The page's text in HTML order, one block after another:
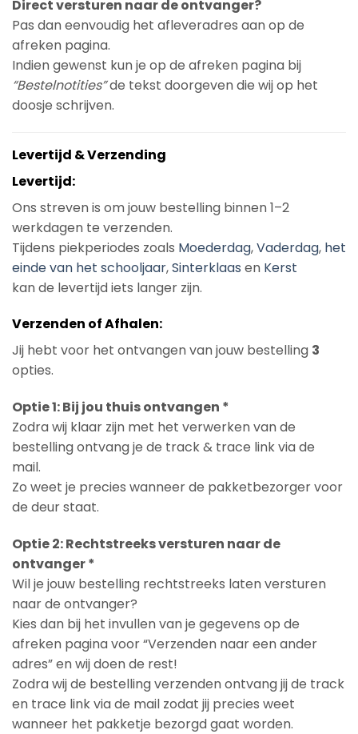
Direct versturen naar de ontvanger?
Pas dan eenvoudig het afleveradres aan op de
afreken pagina.
Indien gewenst kun je op de afreken pagina bij
“Bestelnotities”de tekst doorgeven die wij op het
doosje schrijven.
Levertijd & Verzending
Levertijd:
Ons streven is om jouw bestelling binnen 1–2
werkdagen te verzenden.
Tijdens piekperiodes zoals Moederdag,Vaderdag, het
einde van het schooljaar,Sinterklaas en Kerst
kan de levertijd iets langer zijn.
Verzenden of Afhalen:
Jij hebt voor het ontvangen van jouw bestelling 3
opties.
Optie 1: Bij jou thuis ontvangen *
Zodra wij klaar zijn met het verwerken van de
bestelling ontvang je de track & trace link via de
mail.
Zo weet je precies wanneer de pakketbezorger voor
de deur staat.
Optie 2: Rechtstreeks versturen naar de
ontvanger *
Wil je jouw bestelling rechtstreeks laten versturen
naar de ontvanger?
Kies dan bij het invullen van je gegevens op de
afreken pagina voor “Verzenden naar een ander
adres” en wij doen de rest!
Zodra wij de bestelling verzenden ontvang jij de track
en trace link via de mail zodat jij precies weet
wanneer het pakketje bezorgd gaat worden.